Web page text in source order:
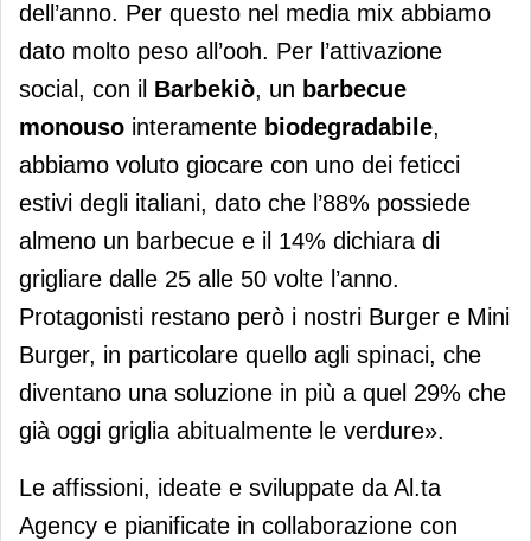
dell’anno. Per questo nel media mix abbiamo
dato molto peso all’ooh. Per l’attivazione
social, con il Barbekiò, un barbecue
monouso interamente biodegradabile,
abbiamo voluto giocare con uno dei feticci
estivi degli italiani, dato che l’88% possiede
almeno un barbecue e il 14% dichiara di
grigliare dalle 25 alle 50 volte l’anno.
Protagonisti restano però i nostri Burger e Mini
Burger, in particolare quello agli spinaci, che
diventano una soluzione in più a quel 29% che
già oggi griglia abitualmente le verdure».
Le affissioni, ideate e sviluppate da Al.ta
Agency e pianificate in collaborazione con